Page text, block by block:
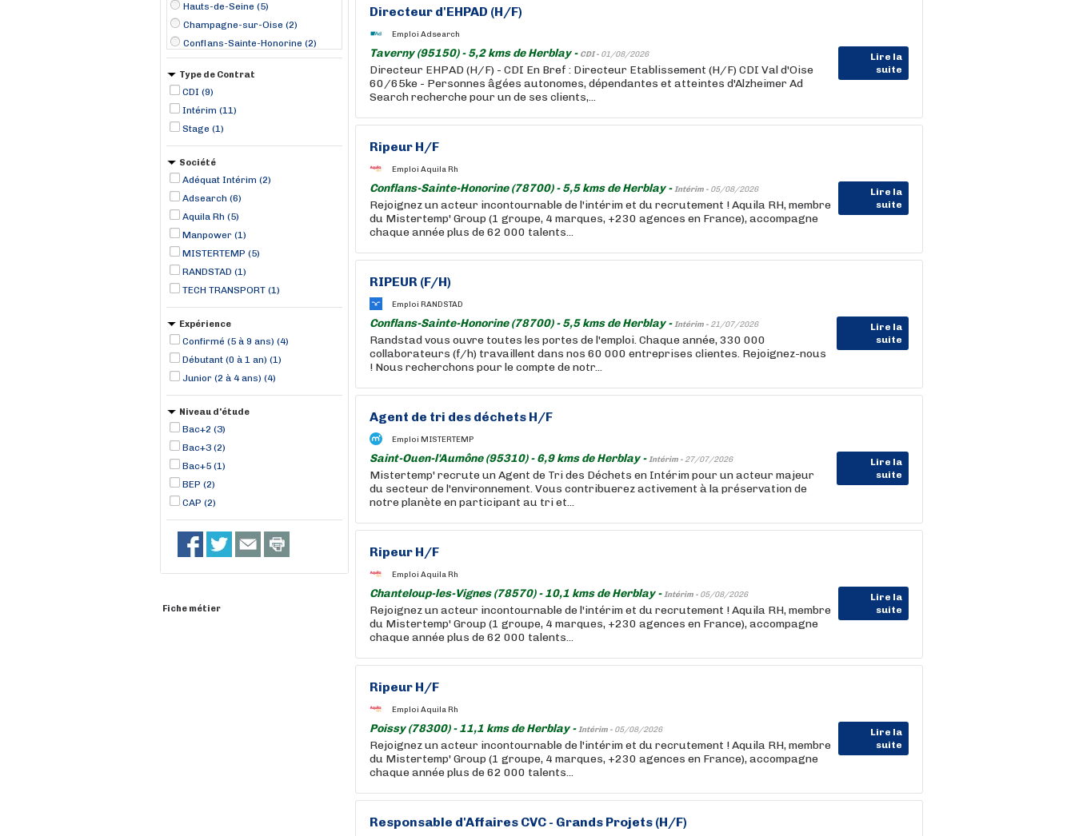
Hauts-de-Seine (5)
Champagne-sur-Oise (2)
Conflans-Sainte-Honorine (2)
La Celle-Saint-Cloud (2)
Nanterre (2)
Chanteloup-les-Vignes (1)
Gennevilliers (1)
Ivry-sur-Seine (1)
Type de Contrat
CDI (9)
Intérim (11)
Stage (1)
Société
Adéquat Intérim (2)
Adsearch (6)
Aquila Rh (5)
Manpower (1)
MISTERTEMP (5)
RANDSTAD (1)
TECH TRANSPORT (1)
Expérience
Confirmé (5 à 9 ans) (4)
Débutant (0 à 1 an) (1)
Junior (2 à 4 ans) (4)
Niveau d'étude
Bac+2 (3)
Bac+3 (2)
Bac+5 (1)
BEP (2)
CAP (2)
Fiche métier
Directeur d'EHPAD (H/F)
Emploi Adsearch
Taverny (95150) - 5,2 kms de Herblay - CDI - 01/08/2026
Lire la
suite
Directeur EHPAD (H/F) - CDI En Bref : Directeur Etablissement (H/F) CDI Val d'Oise
60/65ke - Personnes âgées autonomes, dépendantes et atteintes d'Alzheimer Ad
Search recherche pour un de ses clients,...
Ripeur H/F
Emploi Aquila Rh
Conflans-Sainte-Honorine (78700) - 5,5 kms de Herblay -Intérim - 05/08/2026
Lire la
suite
Rejoignez un acteur incontournable de l'intérim et du recrutement ! Aquila RH, membre
du Mistertemp' Group (1 groupe, 4 marques, +230 agences en France), accompagne
chaque année plus de 62 000 talents...
RIPEUR (F/H)
Emploi RANDSTAD
Conflans-Sainte-Honorine (78700) - 5,5 kms de Herblay -Intérim - 21/07/2026
Lire la
suite
Randstad vous ouvre toutes les portes de l'emploi. Chaque année, 330 000
collaborateurs (f/h) travaillent dans nos 60 000 entreprises clientes. Rejoignez-nous
! Nous recherchons pour le compte de notr...
Agent de tri des déchets H/F
Emploi MISTERTEMP
Saint-Ouen-l'Aumône (95310) - 6,9 kms de Herblay -Intérim - 27/07/2026
Lire la
suite
Mistertemp' recrute un Agent de Tri des Déchets en Intérim pour un acteur majeur
du secteur de l'environnement. Vous contribuerez activement à la préservation de
notre planète en participant au tri et...
Ripeur H/F
Emploi Aquila Rh
Chanteloup-les-Vignes (78570) - 10,1 kms de Herblay -Intérim - 05/08/2026
Lire la
suite
Rejoignez un acteur incontournable de l'intérim et du recrutement ! Aquila RH, membre
du Mistertemp' Group (1 groupe, 4 marques, +230 agences en France), accompagne
chaque année plus de 62 000 talents...
Ripeur H/F
Emploi Aquila Rh
Poissy (78300) - 11,1 kms de Herblay -Intérim - 05/08/2026
Lire la
suite
Rejoignez un acteur incontournable de l'intérim et du recrutement ! Aquila RH, membre
du Mistertemp' Group (1 groupe, 4 marques, +230 agences en France), accompagne
chaque année plus de 62 000 talents...
Responsable d'Affaires CVC - Grands Projets (H/F)